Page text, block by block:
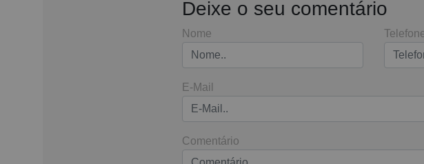
Deixe o seu comentário
Nome
E-Mail
Comentário